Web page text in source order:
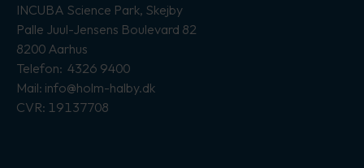
INCUBA Science Park, Skejby
Palle Juul-Jensens Boulevard 82
8200 Aarhus
Telefon: 4326 9400
Mail: info@holm-halby.dk
CVR: 19137708